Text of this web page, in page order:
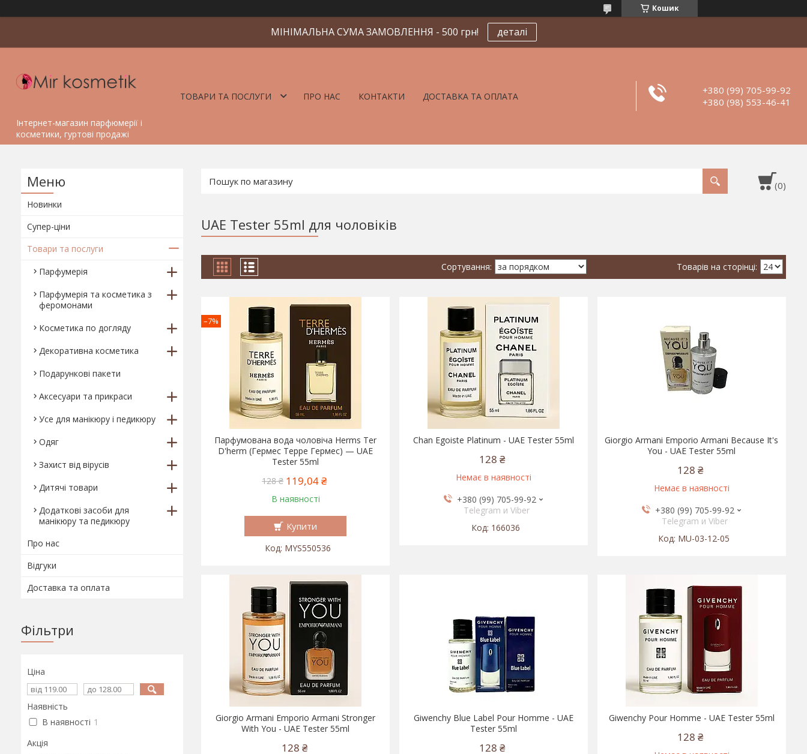
Кошик
МІНІМАЛЬНА СУМА ЗАМОВЛЕННЯ - 500 грн! деталі
Інтернет-магазин парфюмерії і
косметики, гуртові продажі
ТОВАРИ ТА ПОСЛУГИ ПРО НАС КОНТАКТИ ДОСТАВКА ТА ОПЛАТА
+380 (99) 705-99-92
+380 (98) 553-46-41
UAE Tester 55ml для чоловіків
–7%
Парфумована вода чоловіча Herms Ter
D'herm (Гермес Терре Гермес) — UAE
Tester 55ml
128 ₴ 119,04 ₴
В наявності
Купити
MYS550536
Chan Egoiste Platinum - UAE Tester 55ml
128 ₴
Немає в наявності
+380 (99) 705-99-92
Telegram и Viber
166036
Giorgio Armani Emporio Armani Because It's
You - UAE Tester 55ml
128 ₴
Немає в наявності
+380 (99) 705-99-92
Telegram и Viber
MU-03-12-05
Giorgio Armani Emporio Armani Stronger
With You - UAE Tester 55ml
128 ₴
Giwenchy Blue Label Pour Homme - UAE
Tester 55ml
128 ₴
Giwenchy Pour Homme - UAE Tester 55ml
128 ₴
Новинки
Супер-ціни
Товари та послуги
Парфумерія
Парфумерія та косметика з
феромонами
Косметика по догляду
Декоративна косметика
Подарункові пакети
Аксесуари та прикраси
Усе для манікюру і педикюру
Одяг
Захист від вірусів
Дитячі товари
Додаткові засоби для
манікюру та педикюру
Про нас
Відгуки
Доставка та оплата
Фільтри
Ціна
Наявність
В наявності 1
Акція